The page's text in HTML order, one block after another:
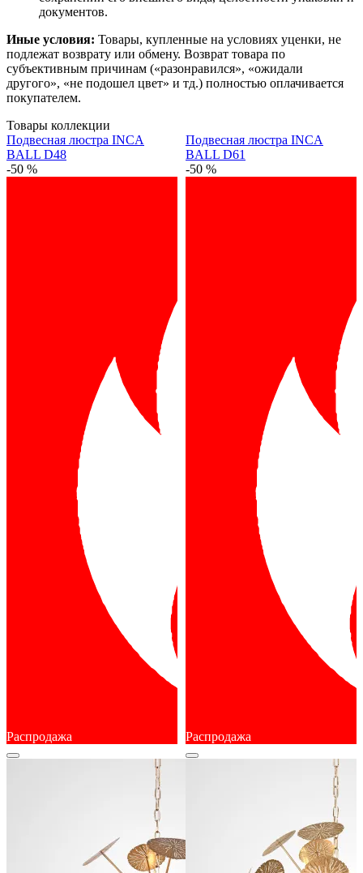
документов.
Иные условия: Товары, купленные на условиях уценки, не
подлежат возврату или обмену. Возврат товара по
субъективным причинам («разонравился», «ожидали
другого», «не подошел цвет» и тд.) полностью оплачивается
покупателем.
Товары коллекции
Подвесная люстра INCA
BALL D48
-50 %
Распродажа
Подвесная люстра INCA
BALL D61
-50 %
Распродажа